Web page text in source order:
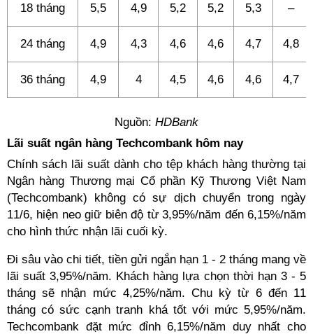
18 tháng 5,5 4,9 5,2 5,2 5,3 –
24 tháng 4,9 4,3 4,6 4,6 4,7 4,8
36 tháng 4,9 4 4,5 4,6 4,6 4,7
Nguồn: HDBank
Lãi suất ngân hàng Techcombank hôm nay
Chính sách lãi suất dành cho tệp khách hàng thường tại
Ngân hàng Thương mại Cổ phần Kỹ Thương Việt Nam
(Techcombank) không có sự dịch chuyển trong ngày
11/6, hiện neo giữ biên độ từ 3,95%/năm đến 6,15%/năm
cho hình thức nhận lãi cuối kỳ.
Đi sâu vào chi tiết, tiền gửi ngắn hạn 1 - 2 tháng mang về
lãi suất 3,95%/năm. Khách hàng lựa chọn thời hạn 3 - 5
tháng sẽ nhận mức 4,25%/năm. Chu kỳ từ 6 đến 11
tháng có sức cạnh tranh khá tốt với mức 5,95%/năm.
Techcombank đặt mức đỉnh 6,15%/năm duy nhất cho